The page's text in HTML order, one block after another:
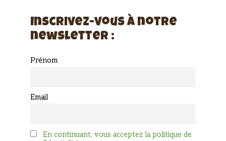
Inscrivez-vous à notre
newsletter :
Prénom
Email
En continuant, vous acceptez la politique de